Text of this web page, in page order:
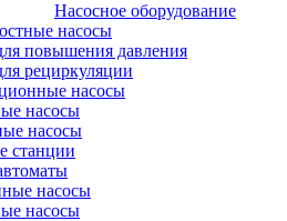
Насосное оборудование
насосы
повышения давления
рециркуляции
насосы
насосы
насосы
станции
насосы
насосы